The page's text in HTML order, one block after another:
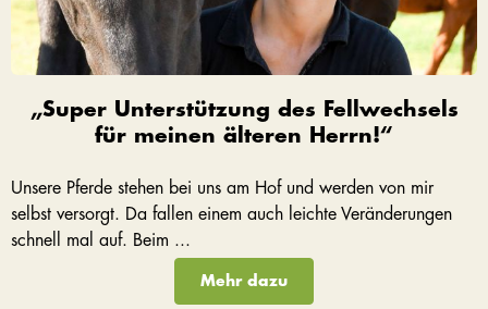
„Super Unterstützung des Fellwechsels
für meinen älteren Herrn!“
Unsere Pferde stehen bei uns am Hof und werden von mir
selbst versorgt. Da fallen einem auch leichte Veränderungen
schnell mal auf. Beim ...
Mehr dazu